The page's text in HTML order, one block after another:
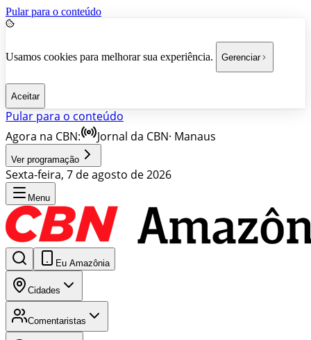
Pular para o conteúdo
Usamos cookies para melhorar sua experiência. Gerenciar
Aceitar
Pular para o conteúdo
Agora na CBN:
Jornal da CBN· Manaus
Ver programação
Sexta-feira, 7 de agosto de 2026
Menu
Eu Amazônia
Cidades
Comentaristas